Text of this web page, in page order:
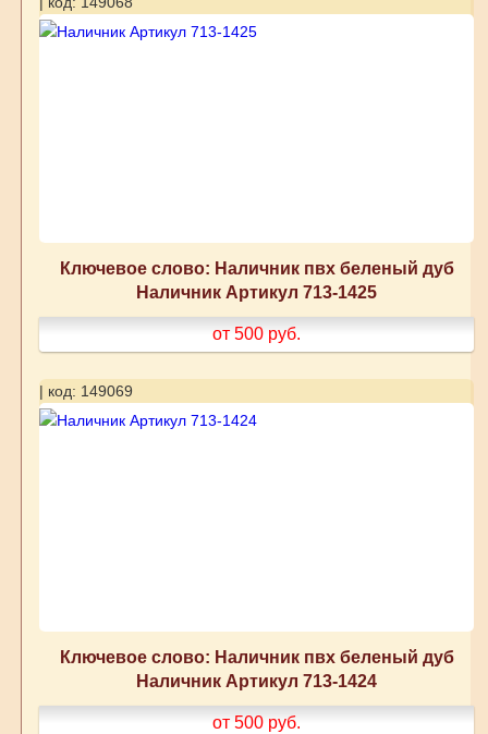
Ключевое слово: Наличник пвх беленый дуб
Наличник Артикул 713-1425
от 500 руб.
| код: 149069
Ключевое слово: Наличник пвх беленый дуб
Наличник Артикул 713-1424
от 500 руб.